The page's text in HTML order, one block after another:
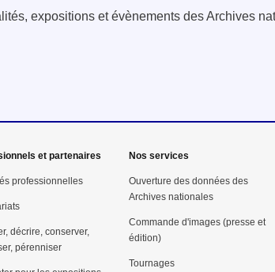
expositions et évènements des Archives
et partenaires
professionnelles
décrire, conserver,
pérenniser
Nos services
Ouverture des données des
Archives nationales
Commande d'images (presse et
édition)
Tournages